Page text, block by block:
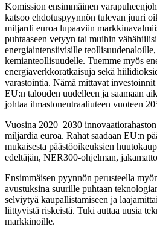
Komission ensimmäinen
katsoo ehdotuspyynnön tulevan juuri
miljardi euroa lupaaviin
puhtaaseen vetyyn tai muihin
energiaintensiivisille
kemianteollisuudelle. Tuemme myös
energiaverkkoratkaisuja sekä
varastointia. Nämä mittavat
EU:n talouden uudelleen ja saamaan
johtaa ilmastoneutraaliuteen vuoteen
Vuosina 2020–2030
miljardia euroa. Rahat saadaan EU:n
mukaisesta päästöoikeuksien
edeltäjän, NER300-ohjelman,
Ensimmäisen pyynnön perusteella
avustuksina suurille puhtaan
selviytyä kaupallistamiseen ja
liittyvistä riskeistä. Tuki auttaa uusia
markkinoille.